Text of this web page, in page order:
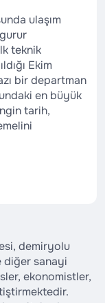
ulaşım
teknik
Ekim
bir departman
en büyük
tarih,
demiryolu
diğer sanayi
ekonomistler,